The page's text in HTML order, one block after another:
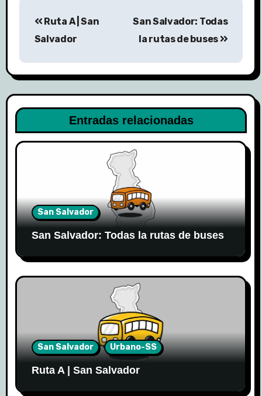
de
entradas
Ruta A | San
Salvador
San Salvador: Todas
la rutas de buses
Entradas relacionadas
San Salvador
San Salvador: Todas la rutas de buses
San Salvador Urbano-SS
Ruta A | San Salvador